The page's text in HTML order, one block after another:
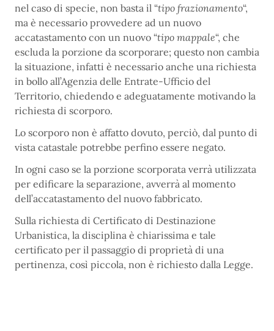
nel caso di specie, non basta il “tipo frazionamento“,
ma è necessario provvedere ad un nuovo
accatastamento con un nuovo “tipo mappale“, che
escluda la porzione da scorporare; questo non cambia
la situazione, infatti è necessario anche una richiesta
in bollo all’Agenzia delle Entrate-Ufficio del
Territorio, chiedendo e adeguatamente motivando la
richiesta di scorporo.
Lo scorporo non è affatto dovuto, perciò, dal punto di
vista catastale potrebbe perfino essere negato.
In ogni caso se la porzione scorporata verrà utilizzata
per edificare la separazione, avverrà al momento
dell’accatastamento del nuovo fabbricato.
Sulla richiesta di Certificato di Destinazione
Urbanistica, la disciplina è chiarissima e tale
certificato per il passaggio di proprietà di una
pertinenza, così piccola, non è richiesto dalla Legge.